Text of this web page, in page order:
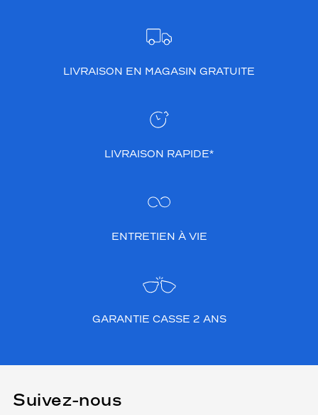
LIVRAISON EN MAGASIN GRATUITE
LIVRAISON RAPIDE*
ENTRETIEN À VIE
GARANTIE CASSE 2 ANS
Suivez-nous